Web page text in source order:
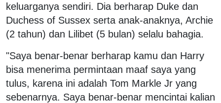
keluarganya sendiri. Dia berharap Duke dan
Duchess of Sussex serta anak-anaknya, Archie
(2 tahun) dan Lilibet (5 bulan) selalu bahagia.
"Saya benar-benar berharap kamu dan Harry
bisa menerima permintaan maaf saya yang
tulus, karena ini adalah Tom Markle Jr yang
sebenarnya. Saya benar-benar mencintai kalian